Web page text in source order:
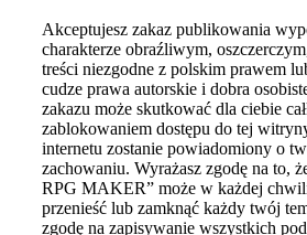
Akceptujesz zakaz publikowania
charakterze obraźliwym,
treści niezgodne z polskim prawem
cudze prawa autorskie i dobra
zakazu może skutkować dla ciebie
zablokowaniem dostępu do tej
internetu zostanie powiadomiony o
zachowaniu. Wyrażasz zgodę na to,
RPG MAKER” może w każdej
przenieść lub zamknąć każdy twój
zgodę na zapisywanie wszystkich